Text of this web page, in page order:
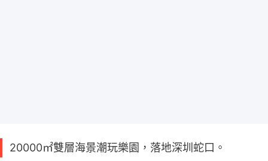
20000㎡雙層海景潮玩樂園，落地深圳蛇口。